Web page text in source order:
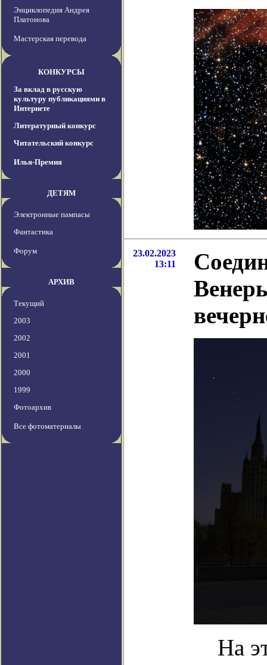
Энциклопедия Андрея
Платонова
Мастерская перевода
КОНКУРСЫ
За вклад в русскую
культуру публикациями в
Интернете
Литературный конкурс
Читательский конкурс
Илья-Премия
ДЕТЯМ
Электронные пампасы
Фантастика
Форум
АРХИВ
Текущий
2003
2002
2001
2000
1999
Фотоархив
Все фотоматериалы
23.02.2023
13:11
На